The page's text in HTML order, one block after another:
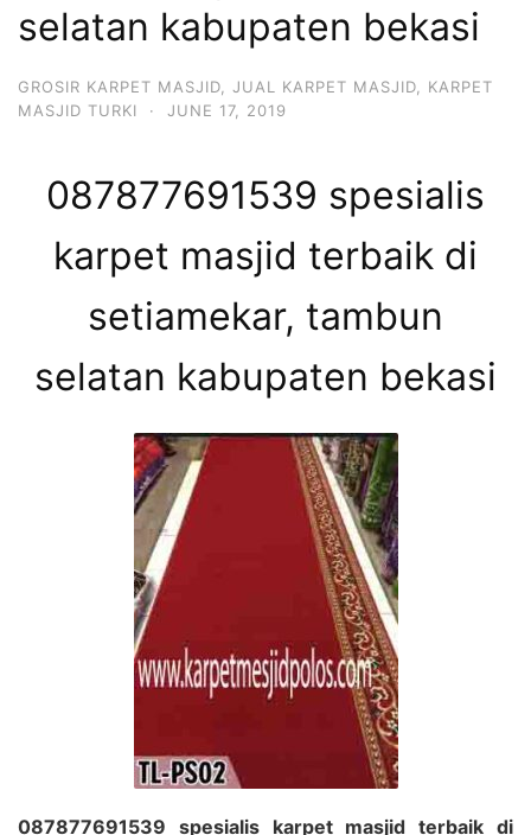
selatan kabupaten bekasi
GROSIR KARPET MASJID JUAL KARPET MASJID
KARPET
MASJID TURKI
· JUNE 17, 2019
087877691539 spesialis
karpet masjid terbaik di
setiamekar, tambun
selatan kabupaten bekasi
087877691539 spesialis karpet masjid terbaik di